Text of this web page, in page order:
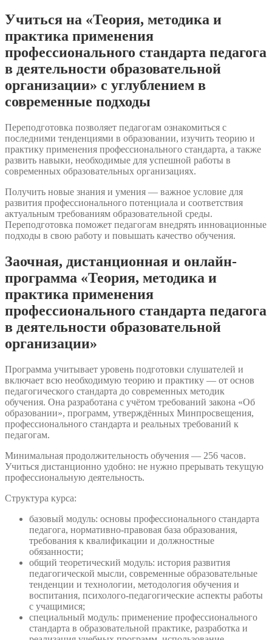
Учиться на «Теория, методика и
практика применения
профессионального стандарта педагога
в деятельности образовательной
организации» с углублением в
современные подходы
Переподготовка позволяет педагогам ознакомиться с
последними тенденциями в образовании, изучить теорию и
практику применения профессионального стандарта, а также
развить навыки, необходимые для успешной работы в
современных образовательных организациях.
Получить новые знания и умения — важное условие для
развития профессионального потенциала и соответствия
актуальным требованиям образовательной среды.
Переподготовка поможет педагогам внедрять инновационные
подходы в свою работу и повышать качество обучения.
Заочная, дистанционная и онлайн-
программа «Теория, методика и
практика применения
профессионального стандарта педагога
в деятельности образовательной
организации»
Программа учитывает уровень подготовки слушателей и
включает всю необходимую теорию и практику — от основ
педагогического стандарта до современных методик
обучения. Она разработана с учётом требований закона «Об
образовании», программ, утверждённых Минпросвещения,
профессионального стандарта и реальных требований к
педагогам.
Минимальная продолжительность обучения — 256 часов.
Учиться дистанционно удобно: не нужно прерывать текущую
профессиональную деятельность.
Структура курса:
базовый модуль: основы профессионального стандарта
педагога, нормативно-правовая база образования,
требования к квалификации и должностные
обязанности;
общий теоретический модуль: история развития
педагогической мысли, современные образовательные
тенденции и технологии, методология обучения и
воспитания, психолого-педагогические аспекты работы
с учащимися;
специальный модуль: применение профессионального
стандарта в образовательной практике, разработка и